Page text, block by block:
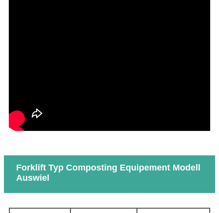
Forklift Typ Composting Equipement Modell
Auswiel